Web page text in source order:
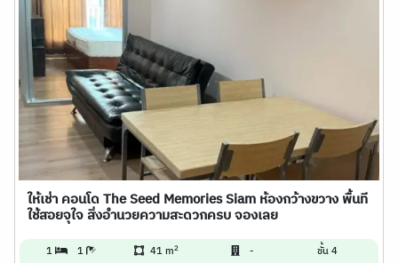
ให้เช่า คอนโด The Seed Memories Siam ห้องกว้างขวาง พื้นที
ใช้สอยจุใจ สิ่งอำนวยความสะดวกครบ จองเลย
1 1 41 m2 - ชั้น 4